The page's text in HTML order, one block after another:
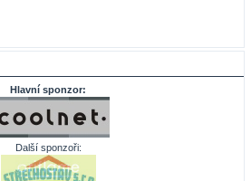
Hlavní sponzor:
Další sponzoři: